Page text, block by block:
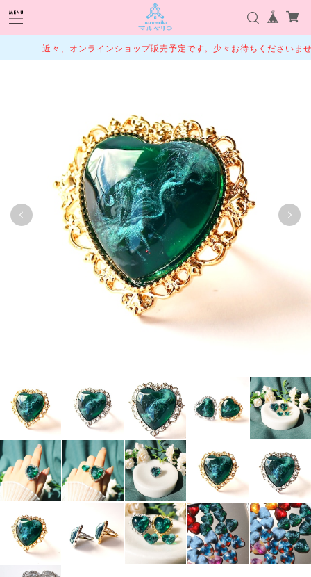
近々、オンラインショップ販売予定です。少々お待ちくださいませ。